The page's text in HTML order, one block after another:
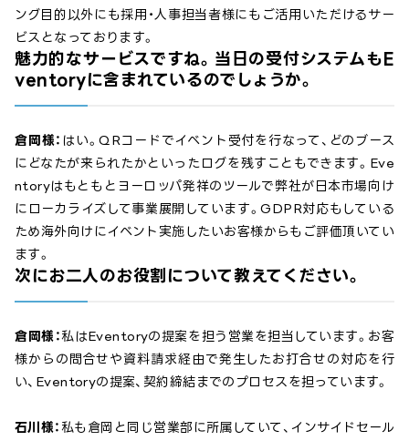
ング目的以外にも採用・人事担当者様にもご活用いただけるサー
ビスとなっております。
魅力的なサービスですね。当日の受付システムもE
ventoryに含まれているのでしょうか。
倉岡様： はい。QRコードでイベント受付を行なって、どのブース
にどなたが来られたかといったログを残すこともできます。Eve
ntoryはもともとヨーロッパ発祥のツールで弊社が日本市場向け
にローカライズして事業展開しています。GDPR対応もしている
ため海外向けにイベント実施したいお客様からもご評価頂いてい
ます。
次にお二人のお役割について教えてください。
倉岡様：私はEventoryの提案を担う営業を担当しています。お客
様からの問合せや資料請求経由で発生したお打合せの対応を行
い、Eventoryの提案、契約締結までのプロセスを担っています。
石川様： 私も倉岡と同じ営業部に所属していて、インサイドセール